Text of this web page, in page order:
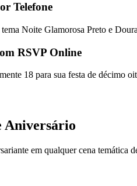
Telefone
Noite Glamorosa Preto e
RSVP Online
18 para sua festa de décimo
Aniversário
em qualquer cena temática